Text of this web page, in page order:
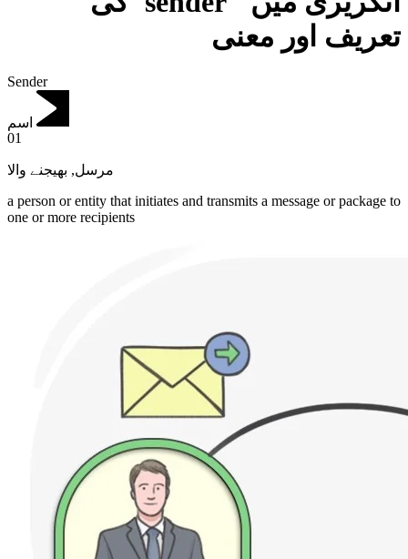
تعریف اور معنی
Sender
اسم
01
مرسل, بھیجنے والا
a person or entity that initiates and transmits a message or package to
one or more recipients